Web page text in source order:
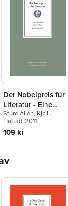
Der Nobelpreis für
Literatur - Eine
Einführung
Sture Allén, Kjell
Espmark
Häftad, 2011
109 kr